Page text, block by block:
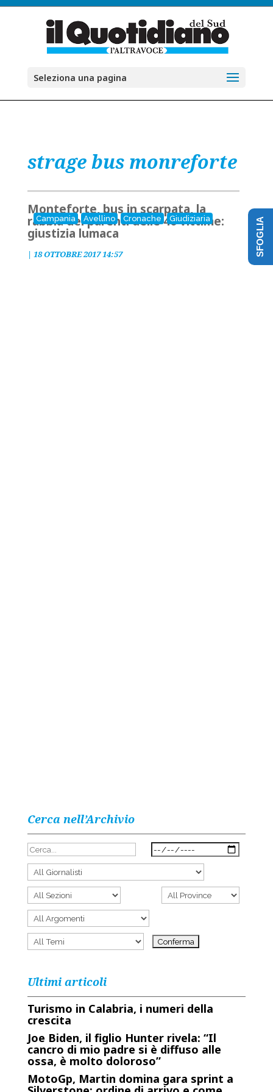
Seleziona una pagina
strage bus monreforte
Campania Avellino Cronache Giudiziaria
Monteforte, bus in scarpata, la
rabbia dei parenti delle 40 vittime:
giustizia lumaca
| 18 OTTOBRE 2017 14:57
Cerca nell’Archivio
Ultimi articoli
Turismo in Calabria, i numeri della
crescita
Joe Biden, il figlio Hunter rivela: “Il
cancro di mio padre si è diffuso alle
ossa, è molto doloroso”
MotoGp, Martin domina gara sprint a
SFOGLIA